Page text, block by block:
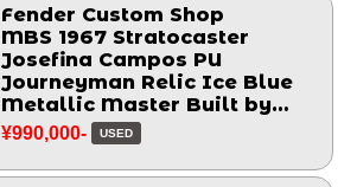
Fender Custom Shop
MBS 1967 Stratocaster
Josefina Campos PU
Journeyman Relic Ice Blue
Metallic Master Built by
Greg Fessler 2017
¥990,000- USED